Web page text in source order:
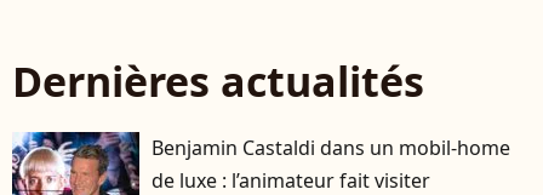
Dernières actualités
Benjamin Castaldi dans un mobil-home
de luxe : l’animateur fait visiter